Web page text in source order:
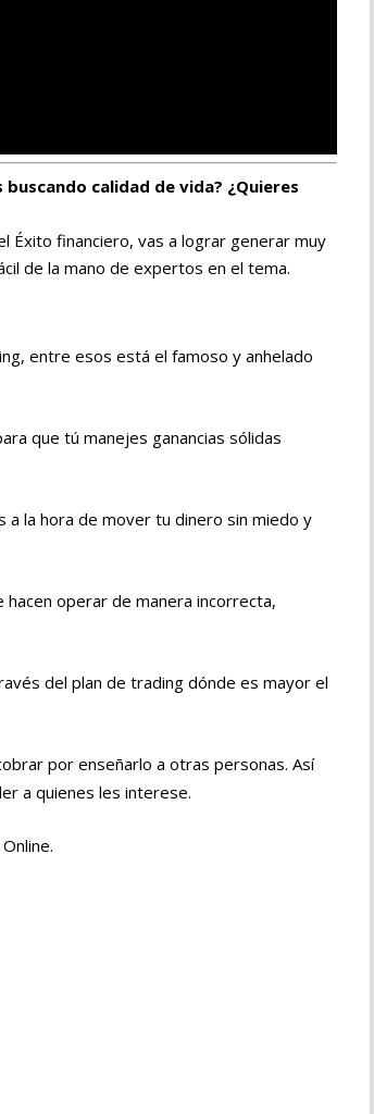
calidad de vida? ¿Quieres
Éxito financiero, vas a lograr generar muy
de la mano de expertos en el tema.
entre esos está el famoso y anhelado
que tú manejes ganancias sólidas
a la hora de mover tu dinero sin miedo y
operar de manera incorrecta,
del plan de trading dónde es mayor el
por enseñarlo a otras personas. Así
a quienes les interese.